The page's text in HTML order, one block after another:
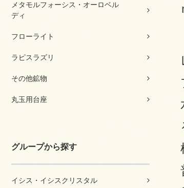
メタモルフォーシス・オーロベル
ディ
フローライト
ラピスラズリ
その他鉱物
丸玉用台座
グループから探す
イシス・イシスクリスタル